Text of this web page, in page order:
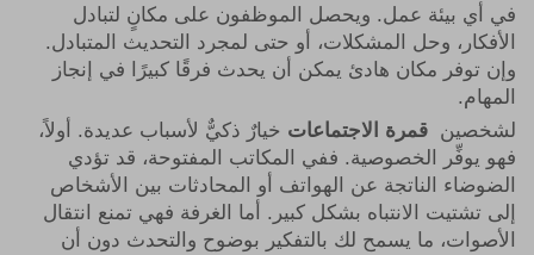
في أي بيئة عمل. ويحصل الموظفون على مكانٍ لتبادل
الأفكار، وحل المشكلات، أو حتى لمجرد التحديث المتبادل.
وإن توفر مكان هادئ يمكن أن يحدث فرقًا كبيرًا في إنجاز
المهام.
لشخصين قمرة الاجتماعات خيارٌ ذكيٌّ لأسباب عديدة. أولاً،
فهو يوفِّر الخصوصية. ففي المكاتب المفتوحة، قد تؤدي
الضوضاء الناتجة عن الهواتف أو المحادثات بين الأشخاص
إلى تشتيت الانتباه بشكل كبير. أما الغرفة فهي تمنع انتقال
الأصوات، ما يسمح لك بالتفكير بوضوح والتحدث دون أن